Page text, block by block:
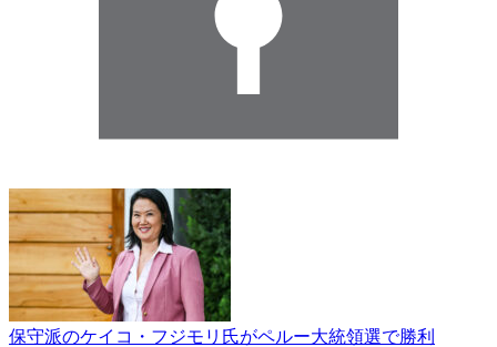
保守派のケイコ・フジモリ氏がペルー大統領選で勝利